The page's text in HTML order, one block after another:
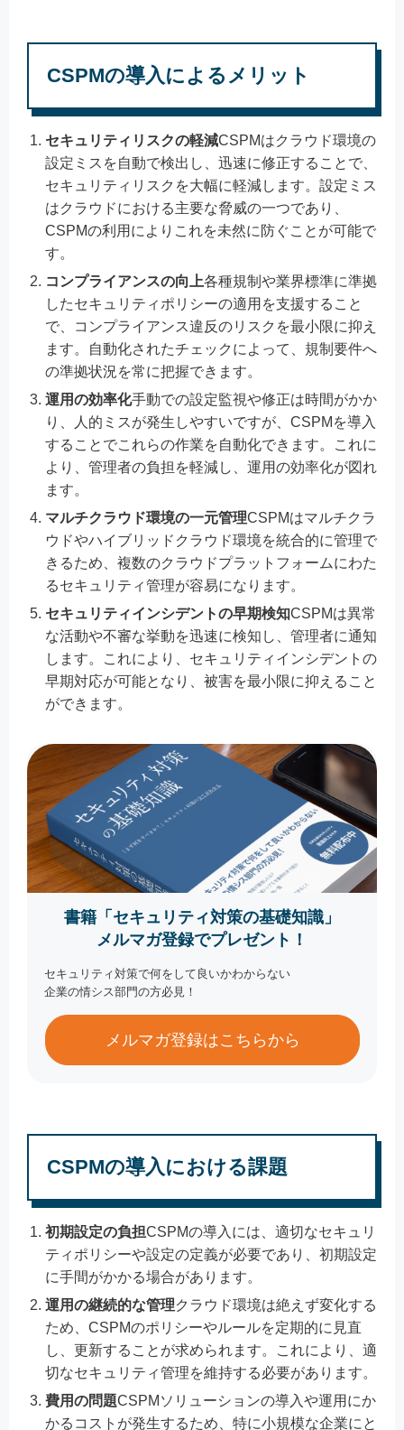
CSPMの導入によるメリット
セキュリティリスクの軽減CSPMはクラウド環境の
設定ミスを自動で検出し、迅速に修正することで、
セキュリティリスクを大幅に軽減します。設定ミス
はクラウドにおける主要な脅威の一つであり、
CSPMの利用によりこれを未然に防ぐことが可能で
す。
コンプライアンスの向上各種規制や業界標準に準拠
したセキュリティポリシーの適用を支援すること
で、コンプライアンス違反のリスクを最小限に抑え
ます。自動化されたチェックによって、規制要件へ
の準拠状況を常に把握できます。
運用の効率化手動での設定監視や修正は時間がかか
り、人的ミスが発生しやすいですが、CSPMを導入
することでこれらの作業を自動化できます。これに
より、管理者の負担を軽減し、運用の効率化が図れ
ます。
マルチクラウド環境の一元管理CSPMはマルチクラ
ウドやハイブリッドクラウド環境を統合的に管理で
きるため、複数のクラウドプラットフォームにわた
るセキュリティ管理が容易になります。
セキュリティインシデントの早期検知CSPMは異常
な活動や不審な挙動を迅速に検知し、管理者に通知
します。これにより、セキュリティインシデントの
早期対応が可能となり、被害を最小限に抑えること
ができます。
書籍「セキュリティ対策の基礎知識」
メルマガ登録でプレゼント！
セキュリティ対策で何をして良いかわからない
企業の情シス部門の方必見！
メルマガ登録はこちらから
CSPMの導入における課題
初期設定の負担CSPMの導入には、適切なセキュリ
ティポリシーや設定の定義が必要であり、初期設定
に手間がかかる場合があります。
運用の継続的な管理クラウド環境は絶えず変化する
ため、CSPMのポリシーやルールを定期的に見直
し、更新することが求められます。これにより、適
切なセキュリティ管理を維持する必要があります。
費用の問題CSPMソリューションの導入や運用にか
かるコストが発生するため、特に小規模な企業にと